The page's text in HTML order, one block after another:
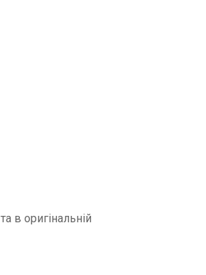
в оригінальній